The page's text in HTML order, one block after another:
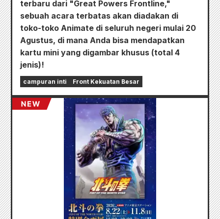
terbaru dari "Great Powers Frontline,"
sebuah acara terbatas akan diadakan di
toko-toko Animate di seluruh negeri mulai 20
Agustus, di mana Anda bisa mendapatkan
kartu mini yang digambar khusus (total 4
jenis)!
campuran inti Front Kekuatan Besar